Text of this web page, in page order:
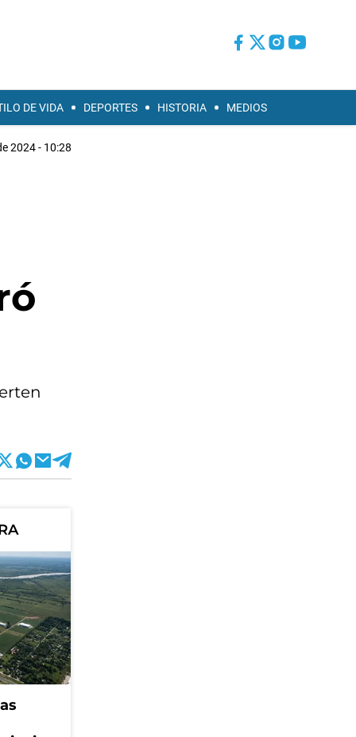
DE VIDA DEPORTES HISTORIA MEDIOS
2024 - 10:28